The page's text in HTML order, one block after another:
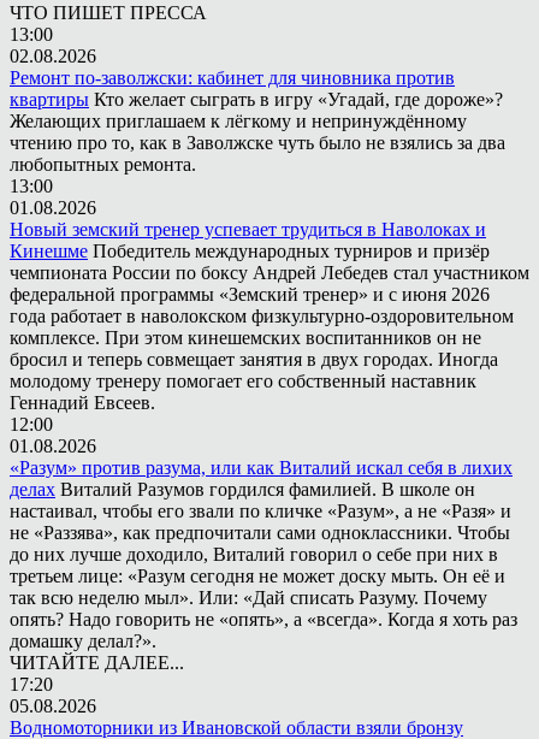
ЧТО ПИШЕТ ПРЕССА
13:00
02.08.2026
Ремонт по-заволжски: кабинет для чиновника против
квартиры Кто желает сыграть в игру «Угадай, где дороже»?
Желающих приглашаем к лёгкому и непринуждённому
чтению про то, как в Заволжске чуть было не взялись за два
любопытных ремонта.
13:00
01.08.2026
Новый земский тренер успевает трудиться в Наволоках и
Кинешме Победитель международных турниров и призёр
чемпионата России по боксу Андрей Лебедев стал участником
федеральной программы «Земский тренер» и с июня 2026
года работает в наволокском физкультурно-оздоровительном
комплексе. При этом кинешемских воспитанников он не
бросил и теперь совмещает занятия в двух городах. Иногда
молодому тренеру помогает его собственный наставник
Геннадий Евсеев.
12:00
01.08.2026
«Разум» против разума, или как Виталий искал себя в лихих
делах Виталий Разумов гордился фамилией. В школе он
настаивал, чтобы его звали по кличке «Разум», а не «Разя» и
не «Раззява», как предпочитали сами одноклассники. Чтобы
до них лучше доходило, Виталий говорил о себе при них в
третьем лице: «Разум сегодня не может доску мыть. Он её и
так всю неделю мыл». Или: «Дай списать Разуму. Почему
опять? Надо говорить не «опять», а «всегда». Когда я хоть раз
домашку делал?».
ЧИТАЙТЕ ДАЛЕЕ...
17:20
05.08.2026
Водномоторники из Ивановской области взяли бронзу